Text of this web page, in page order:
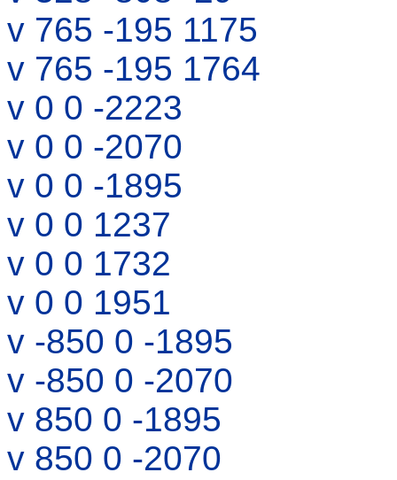
v 765 -195 1175
v 765 -195 1764
v 0 0 -2223
v 0 0 -2070
v 0 0 -1895
v 0 0 1237
v 0 0 1732
v 0 0 1951
v -850 0 -1895
v -850 0 -2070
v 850 0 -1895
v 850 0 -2070